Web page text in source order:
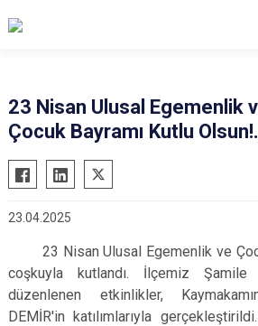
Ayvalık
Balya
Bigadiç
Burhaniye
Dursunbey
Edremit
Havran
Sındırgı
23 Nisan Ulusal Egemenlik
Çocuk Bayramı Kutlu
23.04.2025
23 Nisan Ulusal Egemenlik ve
coşkuyla kutlandı. İlçemiz Şamile
düzenlenen etkinlikler,
DEMİR'in katılımlarıyla